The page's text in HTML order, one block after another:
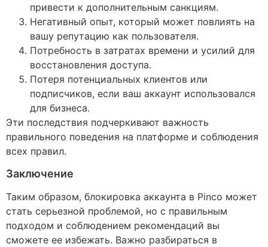
привести к дополнительным санкциям.
Негативный опыт, который может повлиять на
вашу репутацию как пользователя.
Потребность в затратах времени и усилий для
восстановления доступа.
Потеря потенциальных клиентов или
подписчиков, если ваш аккаунт использовался
для бизнеса.
Эти последствия подчеркивают важность
правильного поведения на платформе и соблюдения
всех правил.
Заключение
Таким образом, блокировка аккаунта в Pinco может
стать серьезной проблемой, но с правильным
подходом и соблюдением рекомендаций вы
сможете ее избежать. Важно разбираться в